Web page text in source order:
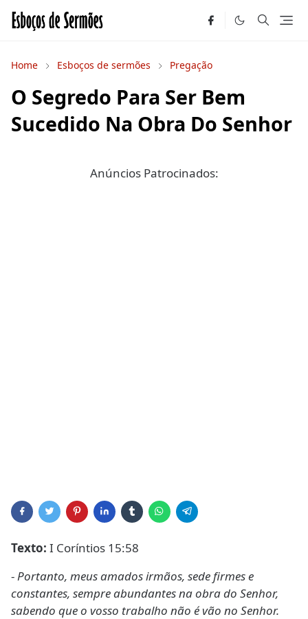
Home Esboços de sermões Pregação
O Segredo Para Ser Bem
Sucedido Na Obra Do Senhor
Anúncios Patrocinados:
Texto: I Coríntios 15:58
-Portanto, meus amados irmãos, sede firmes e
constantes, sempre abundantes na obra do Senhor,
sabendo que o vosso trabalho não é vão no Senhor.